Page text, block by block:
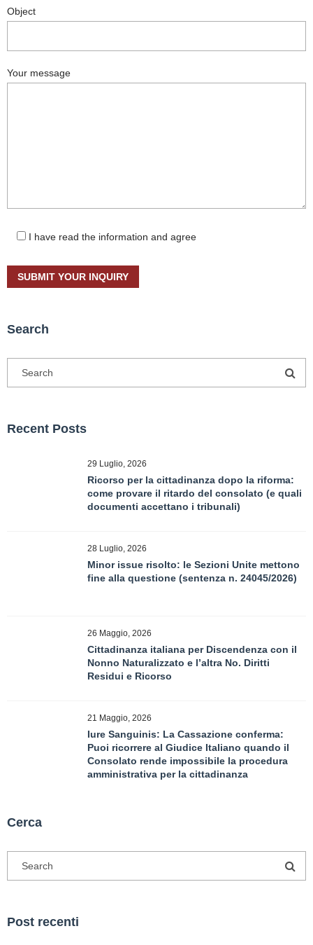
Object
Your message
I have read the information and agree
Search
Recent Posts
29 Luglio, 2026
Ricorso per la cittadinanza dopo la riforma:
come provare il ritardo del consolato (e quali
documenti accettano i tribunali)
28 Luglio, 2026
Minor issue risolto: le Sezioni Unite mettono
fine alla questione (sentenza n. 24045/2026)
26 Maggio, 2026
Cittadinanza italiana per Discendenza con il
Nonno Naturalizzato e l’altra No. Diritti
Residui e Ricorso
21 Maggio, 2026
Iure Sanguinis: La Cassazione conferma:
Puoi ricorrere al Giudice Italiano quando il
Consolato rende impossibile la procedura
amministrativa per la cittadinanza
Cerca
Post recenti